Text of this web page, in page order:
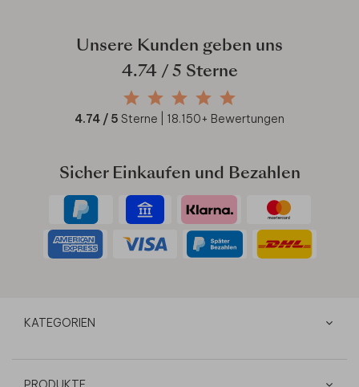
Unsere Kunden geben uns
4.74/ 5 Sterne
4.74 / 5 Sterne | 18.150+ Bewertungen
Sicher Einkaufen und Bezahlen
KATEGORIEN